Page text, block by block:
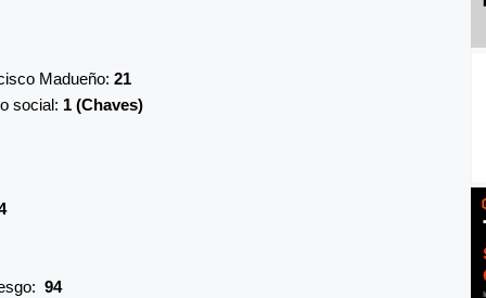
Madueño: 21
social: 1 (Chaves)
94